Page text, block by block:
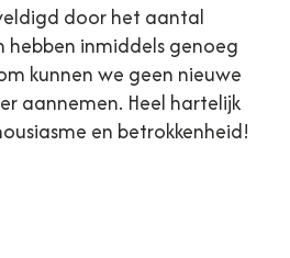
door het aantal
hebben inmiddels genoeg
kunnen we geen nieuwe
aannemen. Heel hartelijk
en betrokkenheid!